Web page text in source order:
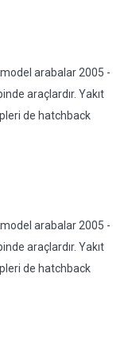
model arabalar 2005 -
araçlardır. Yakıt
de hatchback
model arabalar 2005 -
araçlardır. Yakıt
de hatchback